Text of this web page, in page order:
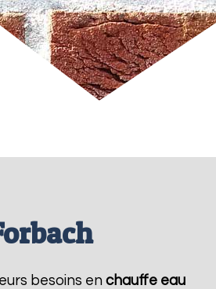
besoins en chauffe eau